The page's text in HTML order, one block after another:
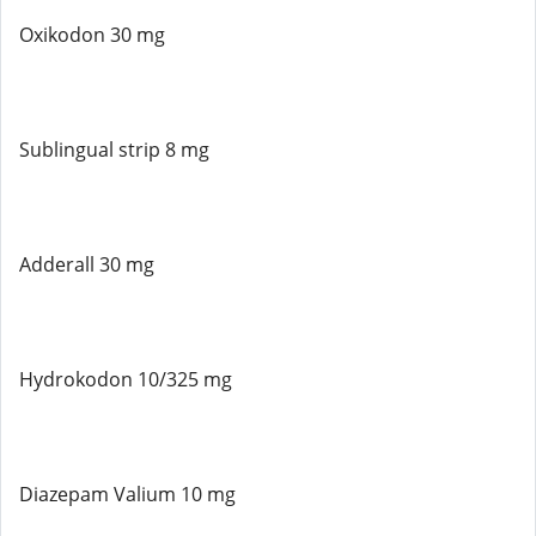
Oxikodon 30 mg
Sublingual strip 8 mg
Adderall 30 mg
Hydrokodon 10/325 mg
Diazepam Valium 10 mg